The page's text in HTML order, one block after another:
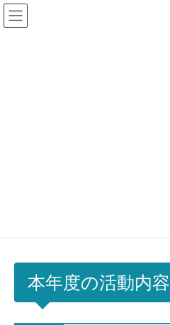
コ
ン
ナ
ビ
本年度の活動内容